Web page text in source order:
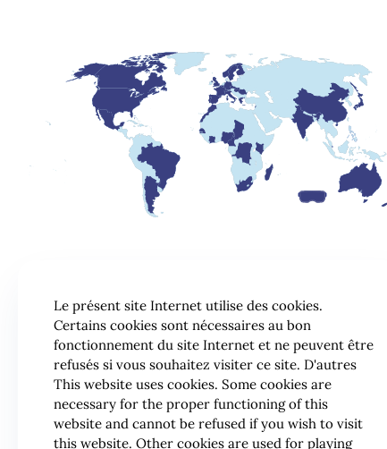
Le présent site Internet utilise des cookies.
Certains cookies sont nécessaires au bon
fonctionnement du site Internet et ne peuvent être
refusés si vous souhaitez visiter ce site. D'autres
This website uses cookies. Some cookies are
necessary for the proper functioning of this
website and cannot be refused if you wish to visit
this website. Other cookies are used for playing